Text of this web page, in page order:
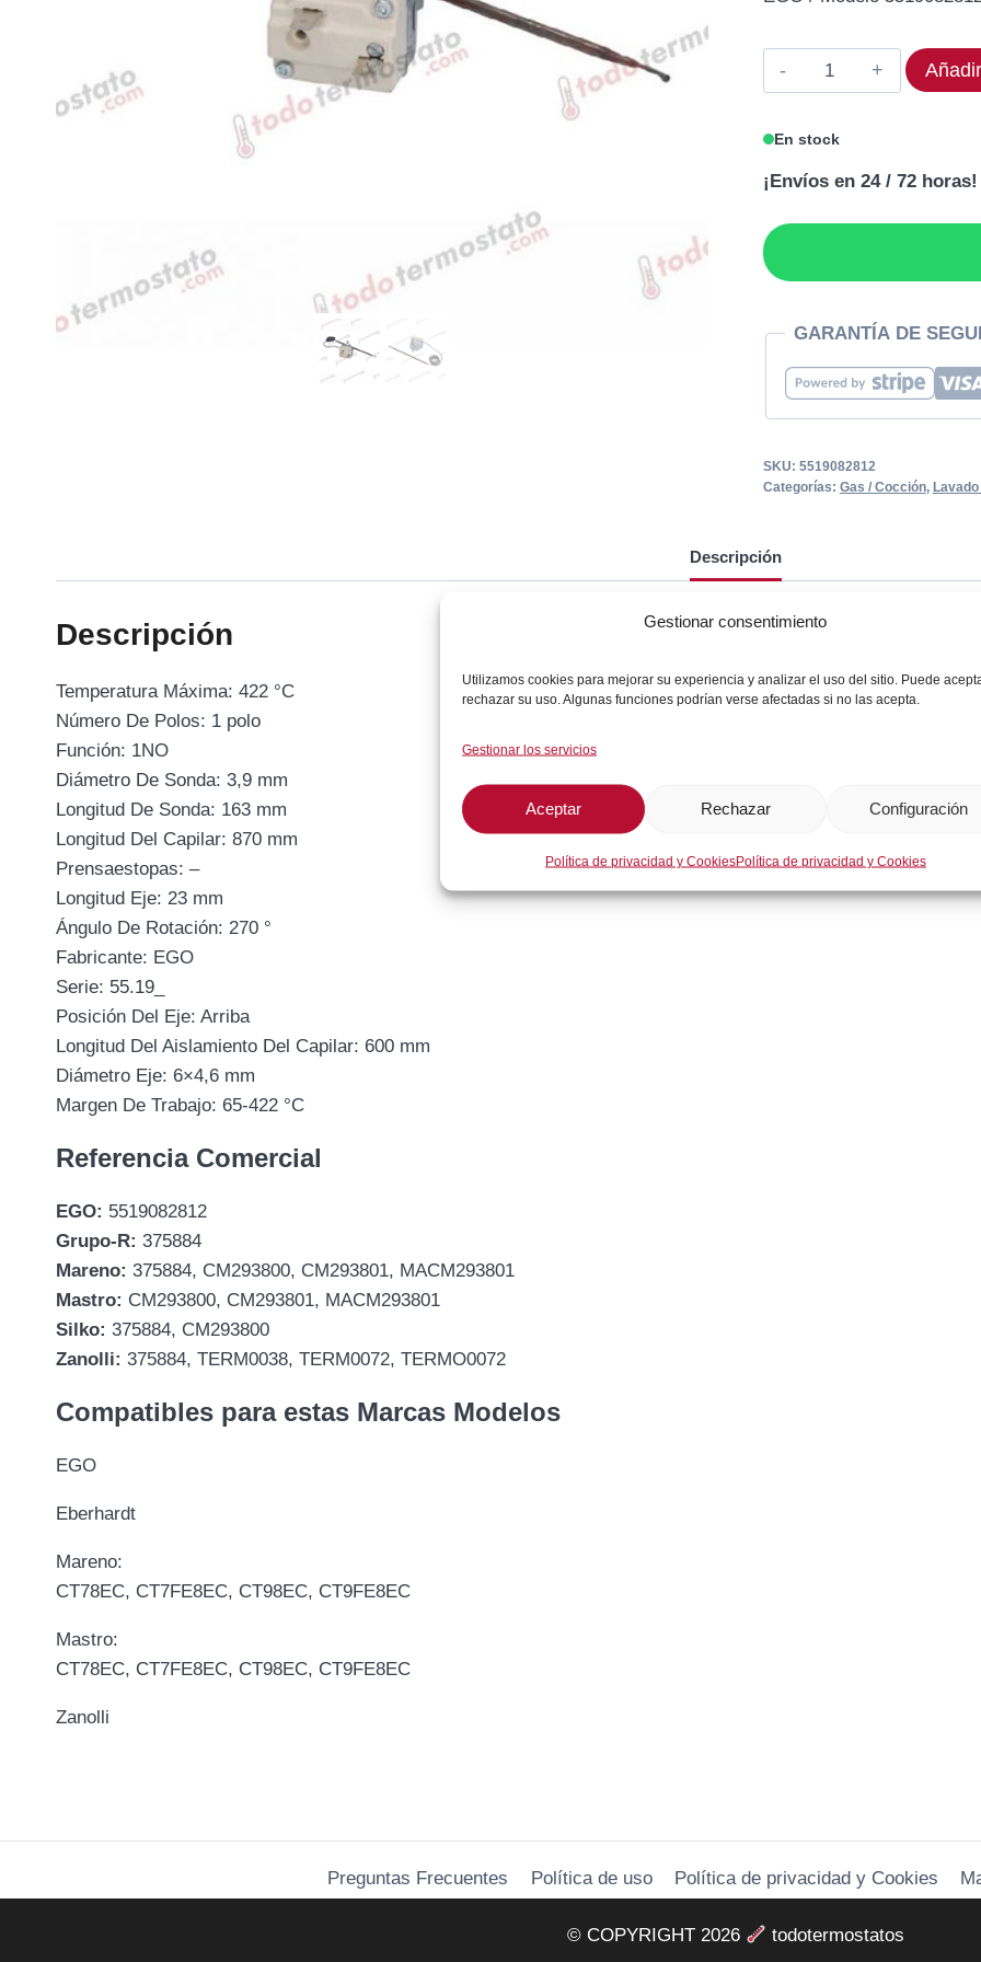
Gestionar consentimiento
Utilizamos cookies para mejorar su experiencia y analizar el uso del sitio. Puede
rechazar su uso. Algunas funciones podrían verse afectadas si no las acepta.
Gestionar los servicios
Aceptar Rechazar Configuración
Política de privacidad y CookiesPolítica de privacidad y Cookies
era:
168,42€.
es:
Termostato
EGO
Rango
422°C
En stock
¡Envíos en 24 / 72 horas!
GARANTÍA DE
SKU: 5519082812
Categorías: Gas / Cocción,
Descripción
Descripción
Temperatura Máxima: 422 °C
Número De Polos: 1 polo
Función: 1NO
Diámetro De Sonda: 3,9 mm
Longitud De Sonda: 163 mm
Longitud Del Capilar: 870 mm
Prensaestopas: –
Longitud Eje: 23 mm
Ángulo De Rotación: 270 °
Fabricante: EGO
Serie: 55.19_
Posición Del Eje: Arriba
Longitud Del Aislamiento Del Capilar: 600 mm
Diámetro Eje: 6×4,6 mm
Margen De Trabajo: 65-422 °C
Referencia Comercial
EGO: 5519082812
Grupo-R: 375884
Mareno: 375884, CM293800, CM293801, MACM293801
Mastro: CM293800, CM293801, MACM293801
Silko: 375884, CM293800
Zanolli: 375884, TERM0038, TERM0072, TERMO0072
Compatibles para estas Marcas Modelos
EGO
Eberhardt
Mareno:
CT78EC, CT7FE8EC, CT98EC, CT9FE8EC
Mastro:
CT78EC, CT7FE8EC, CT98EC, CT9FE8EC
Zanolli
Preguntas Frecuentes Política de uso Política de privacidad y Cookies
© COPYRIGHT 2026 todotermostatos